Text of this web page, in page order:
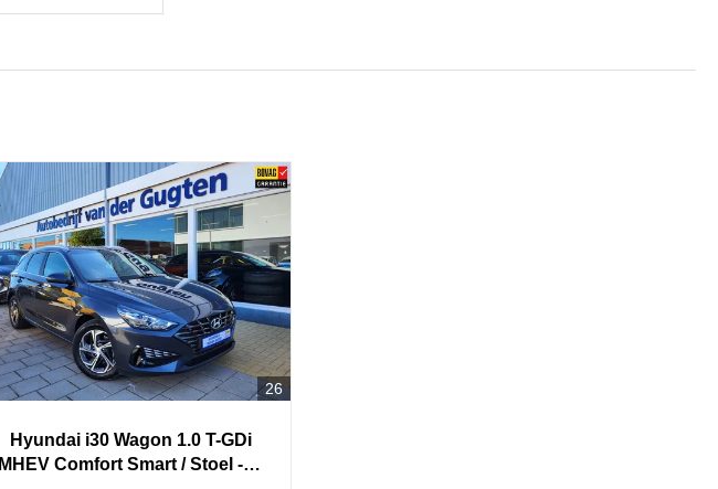
26
Hyundai i30 Wagon 1.0 T-GDi
MHEV Comfort Smart / Stoel -en